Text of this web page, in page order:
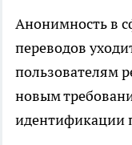
Анонимность в
переводов
пользователям
новым
идентификации